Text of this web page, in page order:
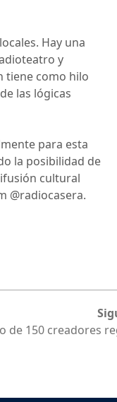
Hay una
y
tiene como hilo
las lógicas
para esta
la posibilidad de
cultural
@radiocasera.
de 150 creadores